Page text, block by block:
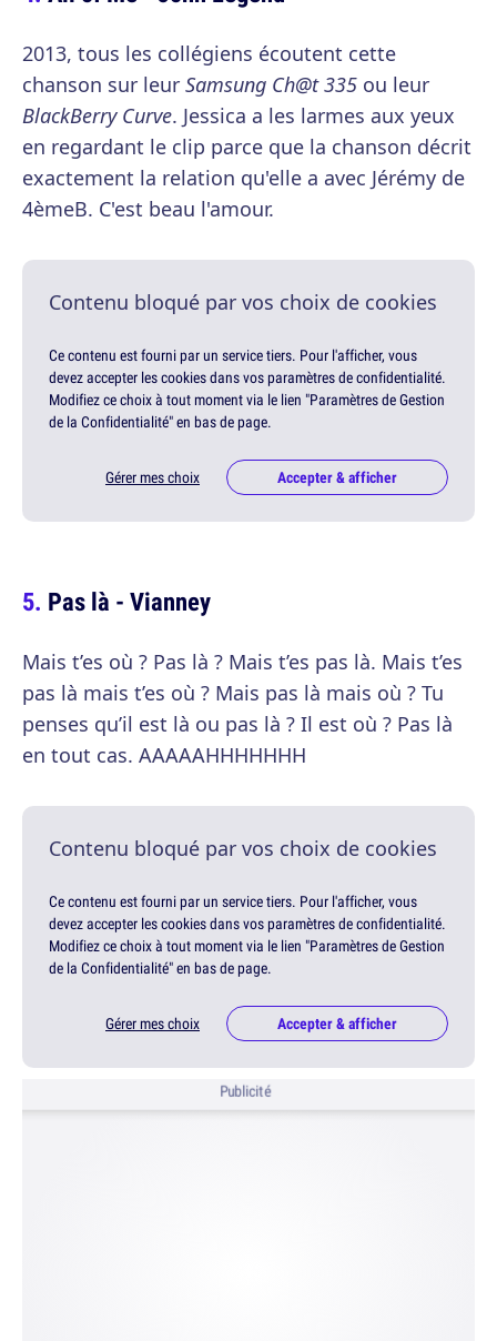
2013, tous les collégiens écoutent cette
chanson sur leur Samsung Ch@t 335 ou leur
BlackBerry Curve. Jessica a les larmes aux yeux
en regardant le clip parce que la chanson décrit
exactement la relation qu'elle a avec Jérémy de
4èmeB. C'est beau l'amour.
Contenu bloqué par vos choix de cookies
Ce contenu est fourni par un service tiers. Pour l'afficher, vous
devez accepter les cookies dans vos paramètres de confidentialité.
Modifiez ce choix à tout moment via le lien "Paramètres de Gestion
de la Confidentialité" en bas de page.
Gérer mes choix Accepter & afficher
Pas là - Vianney
Mais t’es où ? Pas là ? Mais t’es pas là. Mais t’es
pas là mais t’es où ? Mais pas là mais où ? Tu
penses qu’il est là ou pas là ? Il est où ? Pas là
en tout cas. AAAAAHHHHHHH
Contenu bloqué par vos choix de cookies
Ce contenu est fourni par un service tiers. Pour l'afficher, vous
devez accepter les cookies dans vos paramètres de confidentialité.
Modifiez ce choix à tout moment via le lien "Paramètres de Gestion
de la Confidentialité" en bas de page.
Gérer mes choix Accepter & afficher
Publicité